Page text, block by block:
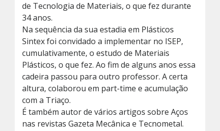
de Tecnologia de Materiais, o que fez durante
34 anos.
Na sequência da sua estadia em Plásticos
Sintex foi convidado a implementar no ISEP,
cumulativamente, o estudo de Materiais
Plásticos, o que fez. Ao fim de alguns anos essa
cadeira passou para outro professor. A certa
altura, colaborou em part-time e acumulação
com a Triaço.
É também autor de vários artigos sobre Aços
nas revistas Gazeta Mecânica e Tecnometal.